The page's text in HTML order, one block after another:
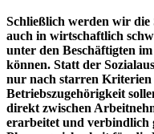
Schließlich werden wir die
auch in wirtschaftlich
unter den Beschäftigten
können. Statt der
nur nach starren
Betriebszugehörigkeit
direkt zwischen
erarbeitet und verbindlich